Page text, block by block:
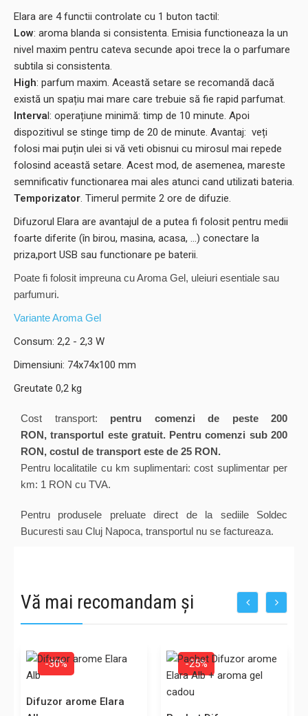
Elara are 4 functii controlate cu 1 buton tactil:
Low: aroma blanda si consistenta. Emisia functioneaza la un
nivel maxim pentru cateva secunde apoi trece la o parfumare
subtila si consistenta.
High: parfum maxim. Această setare se recomandă dacă
există un spațiu mai mare care trebuie să fie rapid parfumat.
Interval: operațiune minimă: timp de 10 minute. Apoi
dispozitivul se stinge timp de 20 de minute. Avantaj: veți
folosi mai puțin ulei si vă veti obisnui cu mirosul mai repede
folosind această setare. Acest mod, de asemenea, mareste
semnificativ functionarea mai ales atunci cand utilizati bateria.
Temporizator. Timerul permite 2 ore de difuzie.
Difuzorul Elara are avantajul de a putea fi folosit pentru medii
foarte diferite (în birou, masina, acasa, ...) conectare la
priza,port USB sau functionare pe baterii.
Poate fi folosit impreuna cu Aroma Gel, uleiuri esentiale sau
parfumuri.
Variante Aroma Gel
Consum: 2,2 - 2,3 W
Dimensiuni: 74x74x100 mm
Greutate 0,2 kg
Cost transport: pentru comenzi de peste 200
RON, transportul este gratuit. Pentru comenzi sub 200
RON, costul de transport este de 25 RON.
Pentru localitatile cu km suplimentari: cost suplimentar per
km: 1 RON cu TVA.
Pentru produsele preluate direct de la sediile Soldec
Bucuresti sau Cluj Napoca, transportul nu se factureaza.
Vă mai recomandam și
-30%
Difuzor arome Elara
-25%